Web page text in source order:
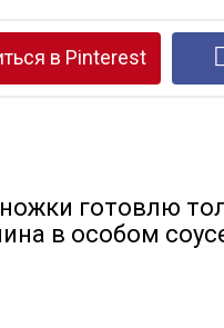
в Pinterest
готовлю
в особом